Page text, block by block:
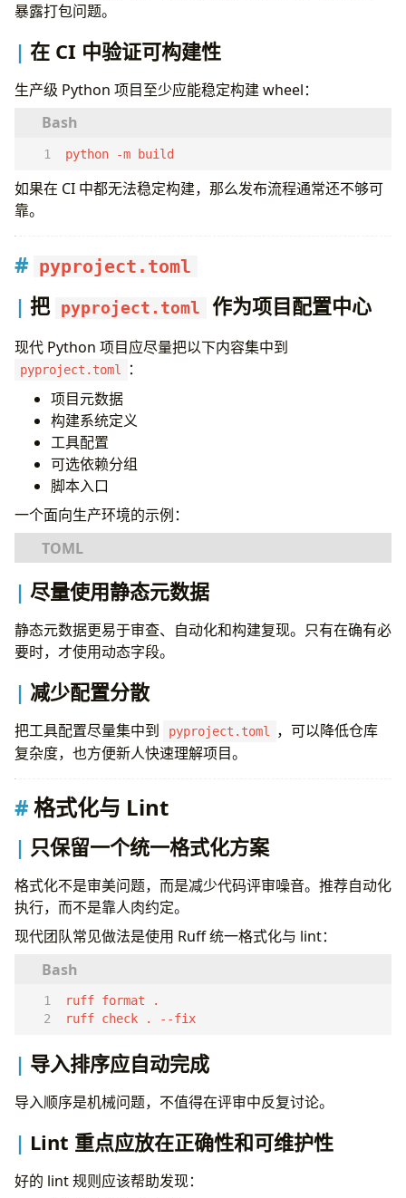
暴露打包问题。
在 CI 中验证可构建性
生产级 Python 项目至少应能稳定构建 wheel：
python -m build
如果在 CI 中都无法稳定构建，那么发布流程通常还不够可
靠。
pyproject.toml
把 pyproject.toml 作为项目配置中心
现代 Python 项目应尽量把以下内容集中到
pyproject.toml
：
项目元数据
构建系统定义
工具配置
可选依赖分组
脚本入口
一个面向生产环境的示例：
[ build-system
requires = ["hatchling>=1.26"
[project]
version = "1.4.0"
description
readme = "README.md"
requires-python
=
">=3.14,<3.15"
dependencies = [
"pydantic>=2.10,<3"
"structlog>=25,<26"
dev = [
"pytest>=8.3,<9"
"pytest-cov>=6,<7",
]
docs
= [
acme-payments
= "acme_payments.cli:main"
[ tool.ruff]
target-version = "py314"
尽量使用静态元数据
静态元数据更易于审查、自动化和构建复现。只有在确有必
要时，才使用动态字段。
减少配置分散
把工具配置尽量集中到 pyproject.toml
，可以降低仓库
复杂度，也方便新人快速理解项目。
格式化与 Lint
只保留一个统一格式化方案
格式化不是审美问题，而是减少代码评审噪音。推荐自动化
执行，而不是靠人肉约定。
现代团队常见做法是使用 Ruff 统一格式化与 lint：
ruff check . --fix
导入排序应自动完成
导入顺序是机械问题，不值得在评审中反复讨论。
Lint 重点应放在正确性和可维护性
好的 lint 规则应该帮助发现：